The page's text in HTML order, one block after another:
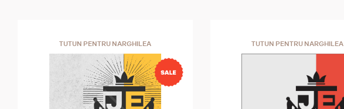
TUTUN PENTRU NARGHILEA TUTUN PENTRU NARGHILEA